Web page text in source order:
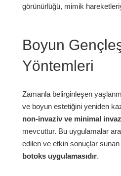
görünürlüğü, mimik
Boyun
Yöntemleri
Zamanla belirginleşen
ve boyun estetiğini yeniden
non-invaziv ve minimal
mevcuttur. Bu uygulamalar
edilen ve etkin sonuçlar
botoks uygulamasıdır.